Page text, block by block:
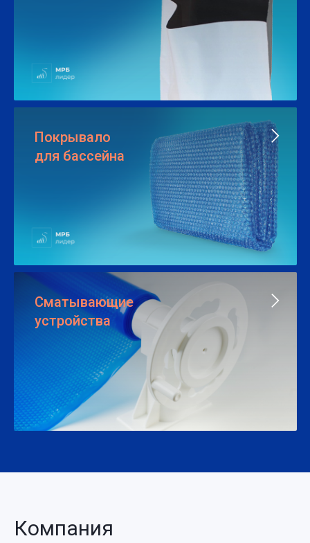
Покрывало
для бассейна
Сматывающие
устройства
Компания